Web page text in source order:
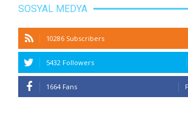
SOSYAL MEDYA
10286 Subscribers
5432 Followers
1664 Fans